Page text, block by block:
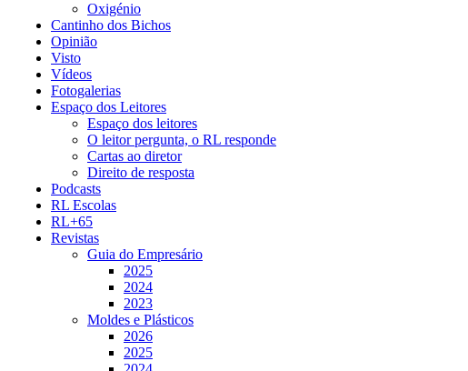
Oxigénio
Cantinho dos Bichos
Opinião
Visto
Vídeos
Fotogalerias
Espaço dos Leitores
Espaço dos leitores
O leitor pergunta, o RL responde
Cartas ao diretor
Direito de resposta
Podcasts
RL Escolas
RL+65
Revistas
Guia do Empresário
2025
2024
2023
Moldes e Plásticos
2026
2025